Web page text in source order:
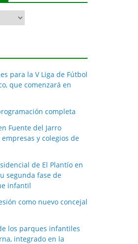
para la V Liga de Fútbol
que comenzará en
completa
Fuente del Jarro
y colegios de
de El Plantío en
segunda fase de
infantil
como nuevo concejal
los parques infantiles
integrado en la